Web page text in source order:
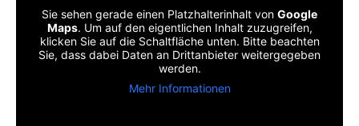
Sie sehen gerade einen Platzhalterinhalt von Google
Maps. Um auf den eigentlichen Inhalt zuzugreifen,
klicken Sie auf die Schaltfläche unten. Bitte beachten
Sie, dass dabei Daten an Drittanbieter weitergegeben
werden.
Mehr Informationen